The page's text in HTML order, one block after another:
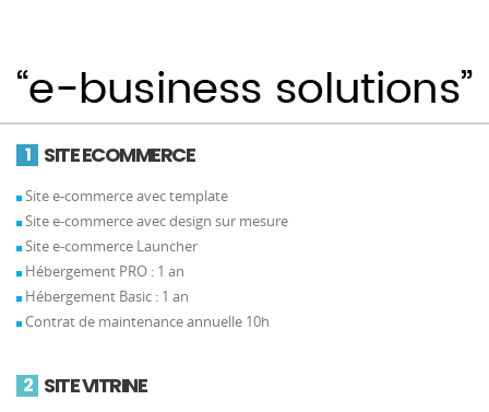
1 SITE ECOMMERCE
Site e-commerce avec template
Site e-commerce avec design sur mesure
Site e-commerce Launcher
Hébergement PRO : 1 an
Hébergement Basic : 1 an
Contrat de maintenance annuelle 10h
2 SITE VITRINE